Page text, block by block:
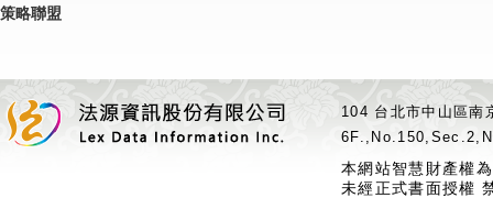
策略聯盟
104 台北市中山區
本網站智慧財產權
未經正式書面授權